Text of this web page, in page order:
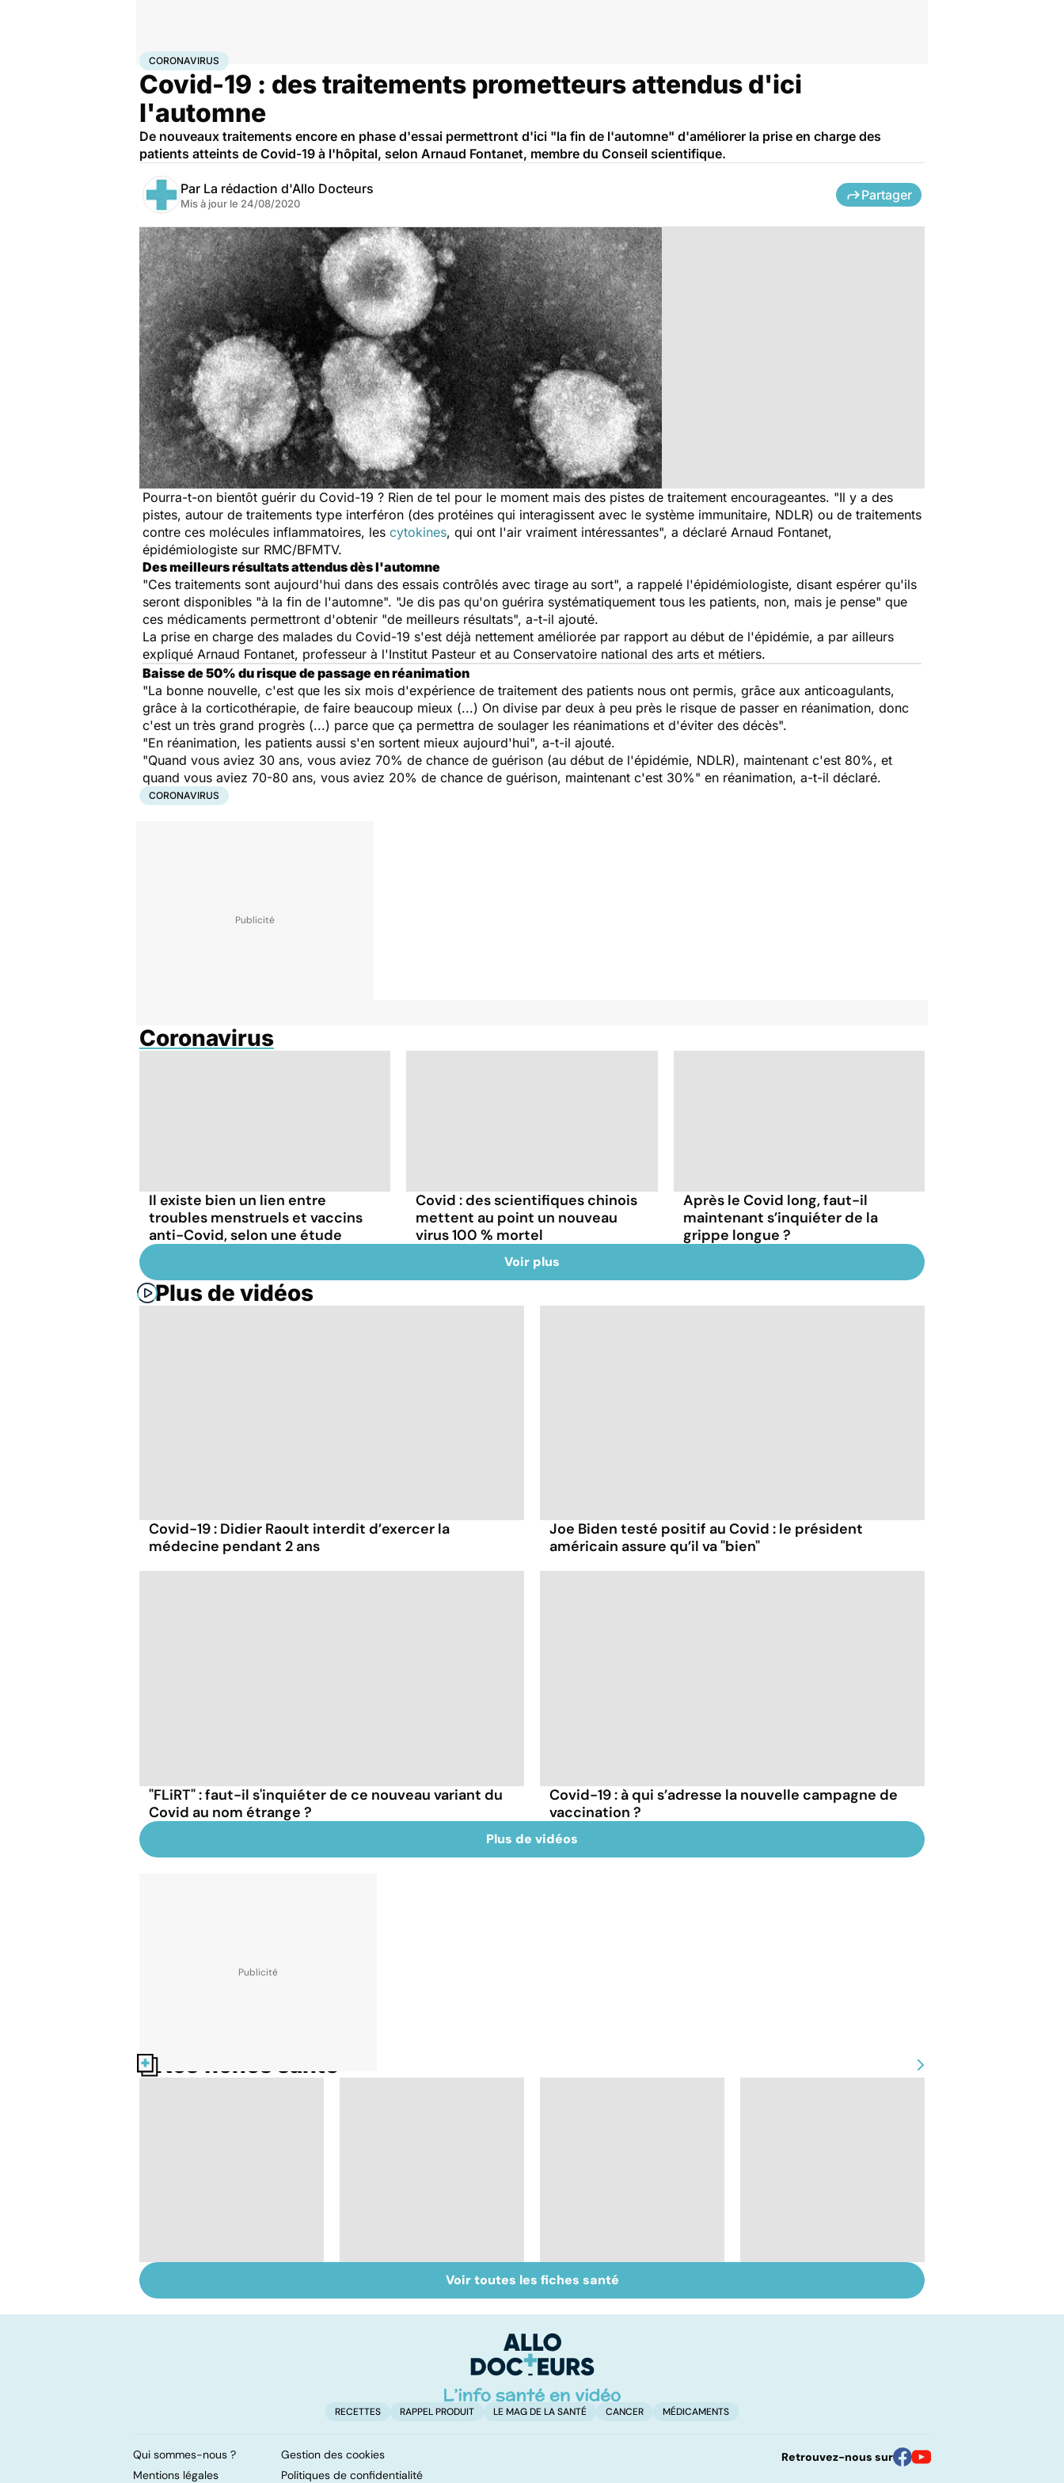
AccueilSantéMaladies
CORONAVIRUS
Covid-19 : des traitements prometteurs attendus d'ici
l'automne
De nouveaux traitements encore en phase d'essai permettront d'ici "la fin de l'automne" d'améliorer la prise en charge des
patients atteints de Covid-19 à l'hôpital, selon Arnaud Fontanet, membre du Conseil scientifique.
Par La rédaction d'Allo Docteurs
Mis à jour le 24/08/2020
Partager
Pourra-t-on bientôt guérir du Covid-19 ? Rien de tel pour le moment mais des pistes de traitement encourageantes. "Il y a des
pistes, autour de traitements type interféron (des protéines qui interagissent avec le système immunitaire, NDLR) ou de traitements
contre ces molécules inflammatoires, les cytokines, qui ont l'air vraiment intéressantes", a déclaré Arnaud Fontanet,
épidémiologiste sur RMC/BFMTV.
Des meilleurs résultats attendus dès l'automne
"Ces traitements sont aujourd'hui dans des essais contrôlés avec tirage au sort", a rappelé l'épidémiologiste, disant espérer qu'ils
seront disponibles "à la fin de l'automne". "Je dis pas qu'on guérira systématiquement tous les patients, non, mais je pense" que
ces médicaments permettront d'obtenir "de meilleurs résultats", a-t-il ajouté.
La prise en charge des malades du Covid-19 s'est déjà nettement améliorée par rapport au début de l'épidémie, a par ailleurs
expliqué Arnaud Fontanet, professeur à l'Institut Pasteur et au Conservatoire national des arts et métiers.
Baisse de 50% du risque de passage en réanimation
"La bonne nouvelle, c'est que les six mois d'expérience de traitement des patients nous ont permis, grâce aux anticoagulants,
grâce à la corticothérapie, de faire beaucoup mieux (...) On divise par deux à peu près le risque de passer en réanimation, donc
c'est un très grand progrès (...) parce que ça permettra de soulager les réanimations et d'éviter des décès".
"En réanimation, les patients aussi s'en sortent mieux aujourd'hui", a-t-il ajouté.
"Quand vous aviez 30 ans, vous aviez 70% de chance de guérison (au début de l'épidémie, NDLR), maintenant c'est 80%, et
quand vous aviez 70-80 ans, vous aviez 20% de chance de guérison, maintenant c'est 30%" en réanimation, a-t-il déclaré.
CORONAVIRUS
Coronavirus
Il existe bien un lien entre
troubles menstruels et vaccins
anti-Covid, selon une étude
Covid : des scientifiques chinois
mettent au point un nouveau
virus 100 % mortel
Après le Covid long, faut-il
maintenant s’inquiéter de la
grippe longue ?
Voir plus
Plus de vidéos
Covid-19 : Didier Raoult interdit d’exercer la
médecine pendant 2 ans
Joe Biden testé positif au Covid : le président
américain assure qu’il va "bien"
"FLiRT" : faut-il s'inquiéter de ce nouveau variant du
Covid au nom étrange ?
Covid-19 : à qui s’adresse la nouvelle campagne de
vaccination ?
Plus de vidéos
Nos fiches santé
infections
Inflammation des
amygdales : que faire
Suicide : prévenir le
passage à l'acte
complexe
Voir toutes les fiches santé
RECETTES RAPPEL PRODUIT LE MAG DE LA SANTÉ CANCER MÉDICAMENTS
Qui sommes-nous ?
Gestion des cookies
Mentions légales
Politiques de confidentialité
Retrouvez-nous sur